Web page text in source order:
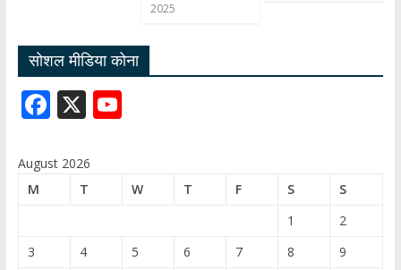
2025
सोशल मीडिया कोना
F
e
X Y
T
b
August 2026
M
T W T F S
S
1
2
3
4 5 6 7 8
9